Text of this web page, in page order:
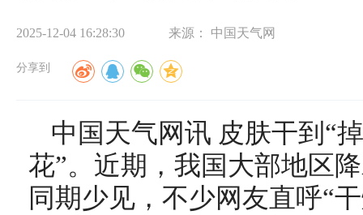
2025-12-04 16:28:30 来源： 中国天气网
分享到
中国天气网讯 皮肤干到“
花”。近期，我国大部地区
同期少见，不少网友直呼“